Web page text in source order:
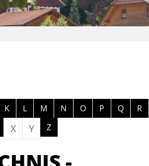
K L M N O P Q
R
X Y Z